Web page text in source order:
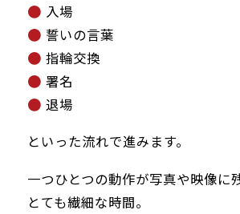
入場
誓いの言葉
指輪交換
署名
退場
といった流れで進みます。
一つひとつの動作が写真や映像に
とても繊細な時間。